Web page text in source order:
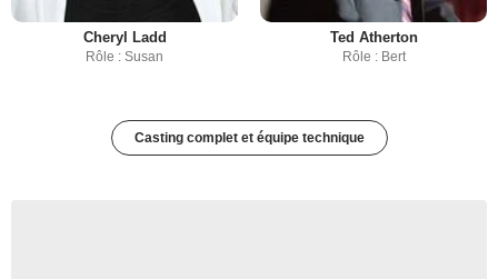
Cheryl Ladd
Rôle : Susan
Ted Atherton
Rôle : Bert
Casting complet et équipe technique